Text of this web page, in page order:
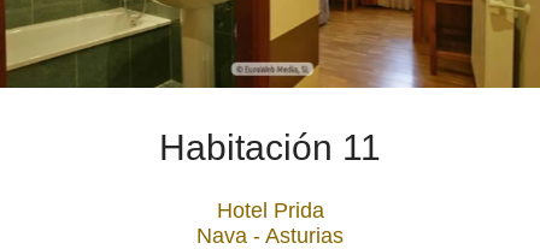
Habitación 11
Hotel Prida
Nava - Asturias